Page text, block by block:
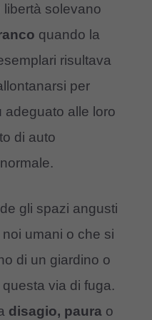
solevano
quando la
risultava
per
adeguato alle loro
di auto
gli spazi angusti
umani o che si
di un giardino o
via di fuga.
disagio, paura o